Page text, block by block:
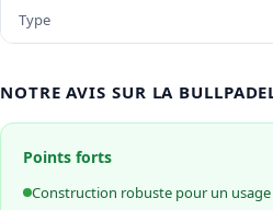
Type
NOTRE AVIS SUR LA
Points forts
Construction robuste pour un